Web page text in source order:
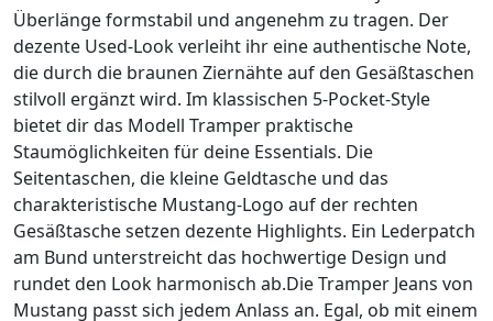
Überlänge formstabil und angenehm zu tragen. Der
dezente Used-Look verleiht ihr eine authentische Note,
die durch die braunen Ziernähte auf den Gesäßtaschen
stilvoll ergänzt wird. Im klassischen 5-Pocket-Style
bietet dir das Modell Tramper praktische
Staumöglichkeiten für deine Essentials. Die
Seitentaschen, die kleine Geldtasche und das
charakteristische Mustang-Logo auf der rechten
Gesäßtasche setzen dezente Highlights. Ein Lederpatch
am Bund unterstreicht das hochwertige Design und
rundet den Look harmonisch ab.Die Tramper Jeans von
Mustang passt sich jedem Anlass an. Egal, ob mit einem